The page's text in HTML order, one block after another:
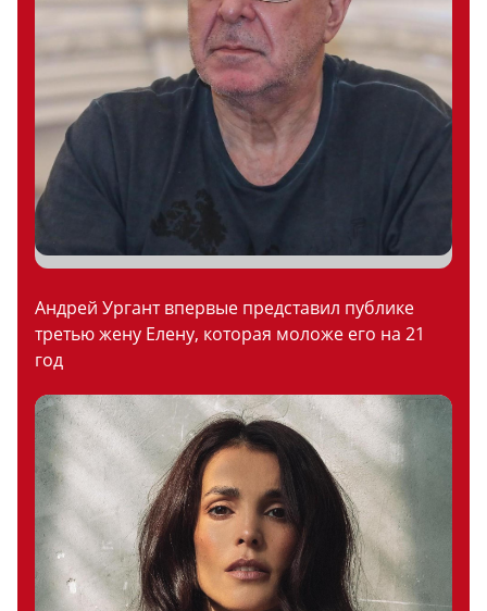
Андрей Ургант впервые представил публике
третью жену Елену, которая моложе его на 21
год